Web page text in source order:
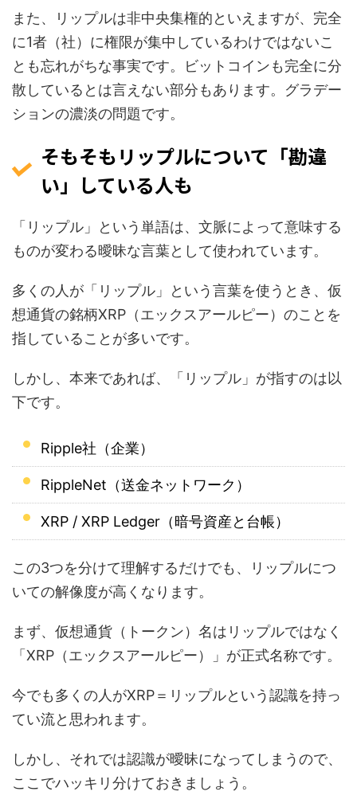
また、リップルは非中央集権的といえますが、完全
に1者（社）に権限が集中しているわけではないこ
とも忘れがちな事実です。ビットコインも完全に分
散しているとは言えない部分もあります。グラデー
ションの濃淡の問題です。
そもそもリップルについて「勘違
い」している人も
「リップル」という単語は、文脈によって意味する
ものが変わる曖昧な言葉として使われています。
多くの人が「リップル」という言葉を使うとき、仮
想通貨の銘柄XRP（エックスアールピー）のことを
指していることが多いです。
しかし、本来であれば、「リップル」が指すのは以
下です。
Ripple社（企業）
RippleNet（送金ネットワーク）
XRP / XRP Ledger（暗号資産と台帳）
この3つを分けて理解するだけでも、リップルにつ
いての解像度が高くなります。
まず、仮想通貨（トークン）名はリップルではなく
「XRP（エックスアールピー）」が正式名称です。
今でも多くの人がXRP＝リップルという認識を持っ
てい流と思われます。
しかし、それでは認識が曖昧になってしまうので、
ここでハッキリ分けておきましょう。